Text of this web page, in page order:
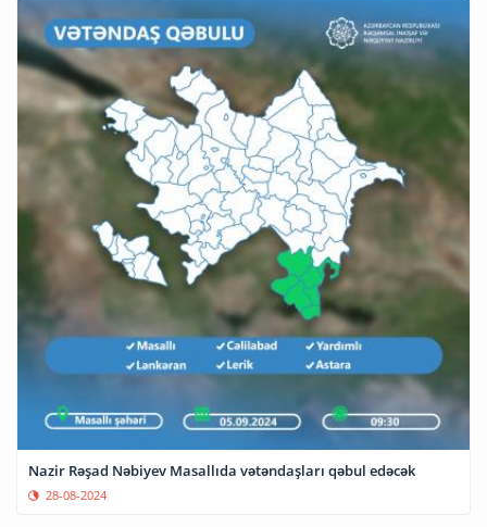
Nazir Rəşad Nəbiyev Masallıda vətəndaşları qəbul edəcək
28-08-2024